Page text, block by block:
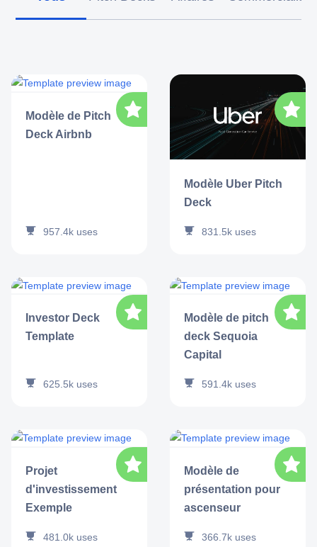
Modèle de Pitch
Deck Airbnb
957.4k uses
Modèle Uber Pitch
Deck
831.5k uses
Investor Deck
Template
625.5k uses
Modèle de pitch
deck Sequoia
Capital
591.4k uses
Projet
d'investissement
Exemple
481.0k uses
Modèle de
présentation pour
ascenseur
366.7k uses